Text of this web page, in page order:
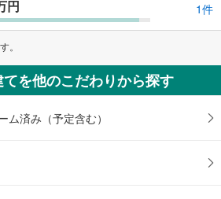
円 1件
。
を他のこだわりから探す
ム済み（予定含む）